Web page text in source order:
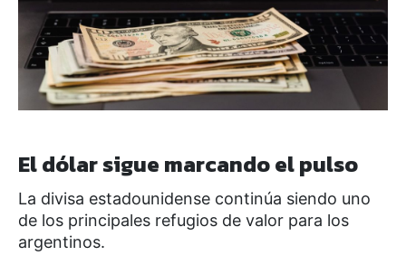
El dólar sigue marcando el pulso
La divisa estadounidense continúa siendo uno
de los principales refugios de valor para los
argentinos.